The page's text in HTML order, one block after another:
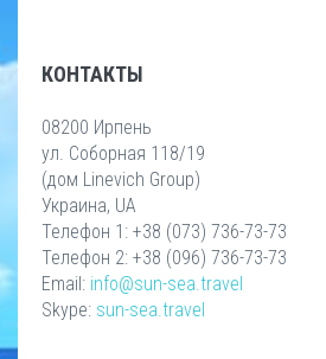
КОНТАКТЫ
08200 Ирпень
ул. Соборная 118/19
(дом Linevich Group)
Украина, UA
Телефон 1: +38 (073) 736-73-73
Телефон 2: +38 (096) 736-73-73
Email: info@sun-sea.travel
Skype: sun-sea.travel